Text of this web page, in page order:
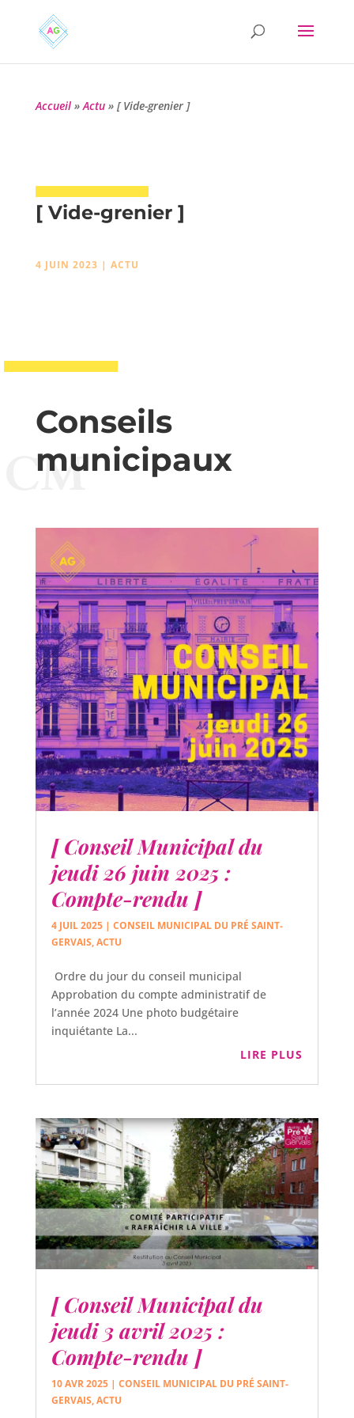
Accueil»Actu» [ Vide-grenier ]
[ Vide-grenier ]
4 JUIN 2023 | ACTU
Conseils
municipaux
CM
[ Conseil Municipal du
jeudi 26 juin 2025 :
Compte-rendu ]
4 JUIL 2025| CONSEIL MUNICIPAL DU PRÉ SAINT-
GERVAIS,ACTU
Ordre du jour du conseil municipal
Approbation du compte administratif de
l’année 2024 Une photo budgétaire
inquiétante La...
LIRE PLUS
[ Conseil Municipal du
jeudi 3 avril 2025 :
Compte-rendu ]
10 AVR 2025| CONSEIL MUNICIPAL DU PRÉ SAINT-
GERVAIS,ACTU